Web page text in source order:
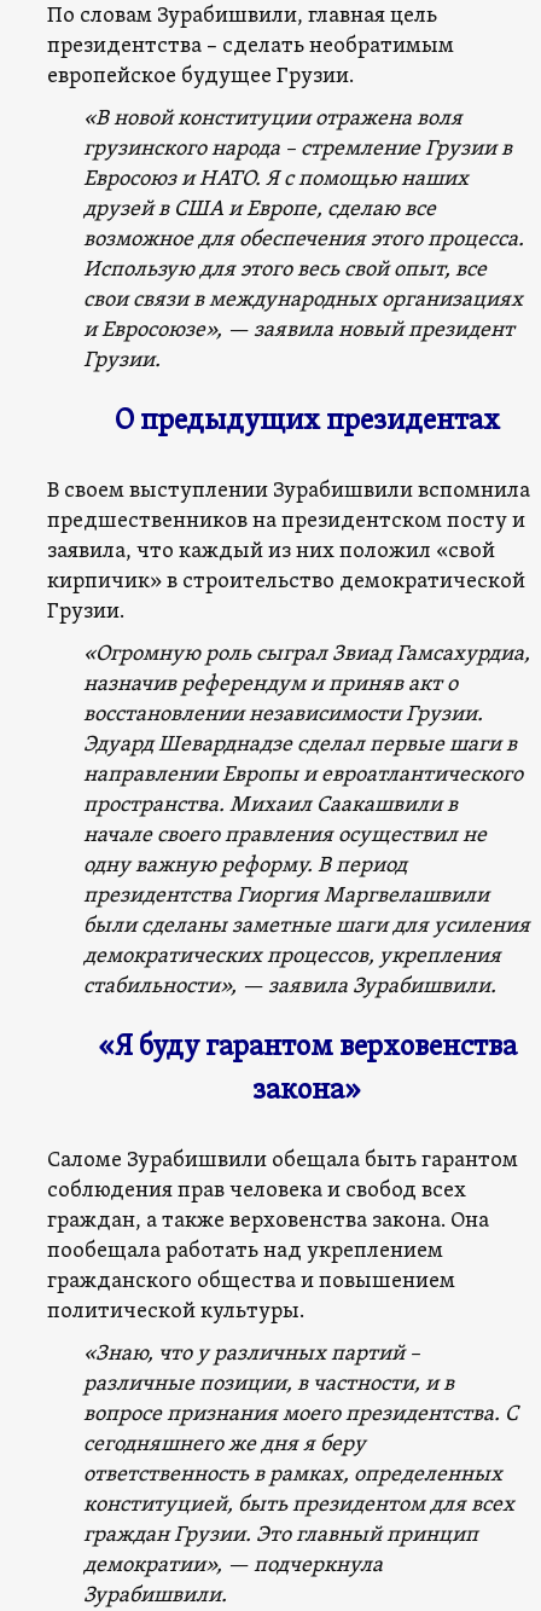
По словам Зурабишвили, главная цель
президентства – сделать необратимым
европейское будущее Грузии.
«В новой конституции отражена воля
грузинского народа – стремление Грузии в
Евросоюз и НАТО. Я с помощью наших
друзей в США и Европе, сделаю все
возможное для обеспечения этого процесса.
Использую для этого весь свой опыт, все
свои связи в международных организациях
и Евросоюзе», — заявила новый президент
Грузии.
О предыдущих президентах
В своем выступлении Зурабишвили вспомнила
предшественников на президентском посту и
заявила, что каждый из них положил «свой
кирпичик» в строительство демократической
Грузии.
«Огромную роль сыграл Звиад Гамсахурдиа,
назначив референдум и приняв акт о
восстановлении независимости Грузии.
Эдуард Шеварднадзе сделал первые шаги в
направлении Европы и евроатлантического
пространства. Михаил Саакашвили в
начале своего правления осуществил не
одну важную реформу. В период
президентства Гиоргия Маргвелашвили
были сделаны заметные шаги для усиления
демократических процессов, укрепления
стабильности», — заявила Зурабишвили.
«Я буду гарантом верховенства
закона»
Саломе Зурабишвили обещала быть гарантом
соблюдения прав человека и свобод всех
граждан, а также верховенства закона. Она
пообещала работать над укреплением
гражданского общества и повышением
политической культуры.
«Знаю, что у различных партий –
различные позиции, в частности, и в
вопросе признания моего президентства. С
сегодняшнего же дня я беру
ответственность в рамках, определенных
конституцией, быть президентом для всех
граждан Грузии. Это главный принцип
демократии», — подчеркнула
Зурабишвили.